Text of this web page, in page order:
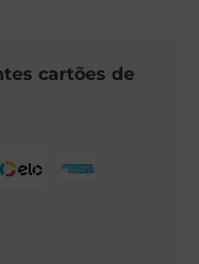
cartões de